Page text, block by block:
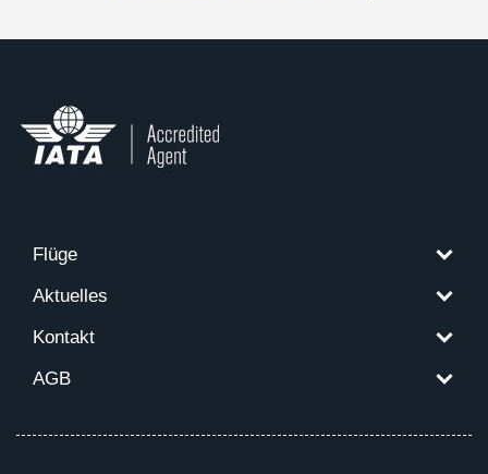
Flüge
Aktuelles
Kontakt
AGB